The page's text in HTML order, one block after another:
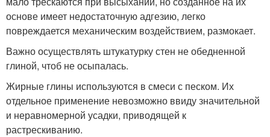
основе имеет недостаточную адгезию, легко
повреждается механическим воздействием, размокает.
Важно осуществлять штукатурку стен не обедненной
глиной, чтоб не осыпалась.
Жирные глины используются в смеси с песком. Их
отдельное применение невозможно ввиду значительной
и неравномерной усадки, приводящей к
растрескиванию.